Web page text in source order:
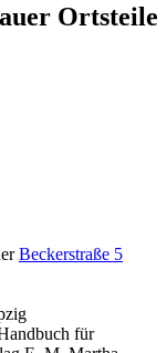
Ortsteile
Beckerstraße 5
für